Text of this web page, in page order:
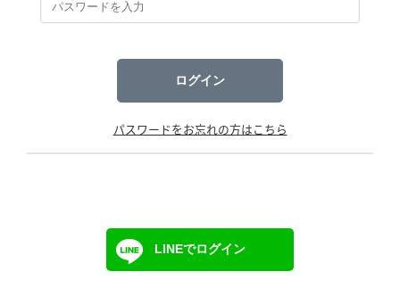
ログイン
パスワードをお忘れの方はこちら
LINEでログイン